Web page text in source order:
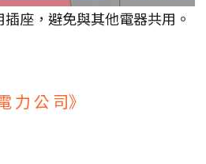
座，避免與其他電器共用。
力 公 司》